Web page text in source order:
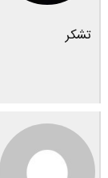
تشکر